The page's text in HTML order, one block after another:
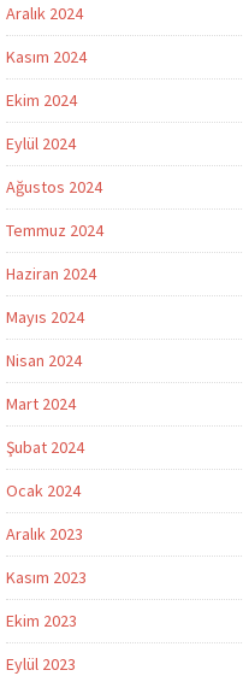
Aralık 2024
Kasım 2024
Ekim 2024
Eylül 2024
Ağustos 2024
Temmuz 2024
Haziran 2024
Mayıs 2024
Nisan 2024
Mart 2024
Şubat 2024
Ocak 2024
Aralık 2023
Kasım 2023
Ekim 2023
Eylül 2023